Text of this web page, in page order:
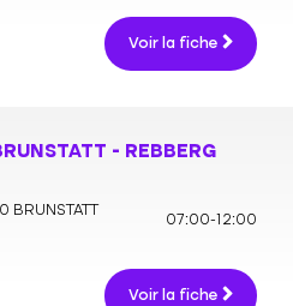
Voir la fiche
- REBBERG
BRUNSTATT
07:00-12:00
Voir la fiche